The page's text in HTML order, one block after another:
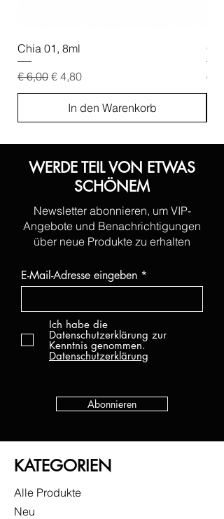
Chia 01, 8ml
Standardpreis
€ 6,00 Sale-Preis
€ 4,80
In den Warenkorb
€
WERDE TEIL VON ETWAS
SCHÖNEM
Newsletter abonnieren, um VIP-
Angebote und Benachrichtigungen
über neue Produkte zu erhalten
E-Mail-Adresse eingeben
Ich habe die
Datenschutzerklärung zur
Kenntnis genommen.
Datenschutzerklärung
Abonnieren
KATEGORIEN
Alle Produkte
Neu